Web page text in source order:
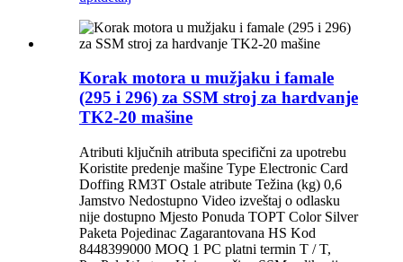
Korak motora u mužjaku i famale
(295 i 296) za SSM stroj za hardvanje
TK2-20 mašine
Atributi ključnih atributa specifični za upotrebu
Koristite predenje mašine Type Electronic Card
Doffing RM3T Ostale atribute Težina (kg) 0,6
Jamstvo Nedostupno Video izveštaj o odlasku
nije dostupno Mjesto Ponuda TOPT Color Silver
Paketa Pojedinac Zagarantovana HS Kod
8448399000 MOQ 1 PC platni termin T / T,